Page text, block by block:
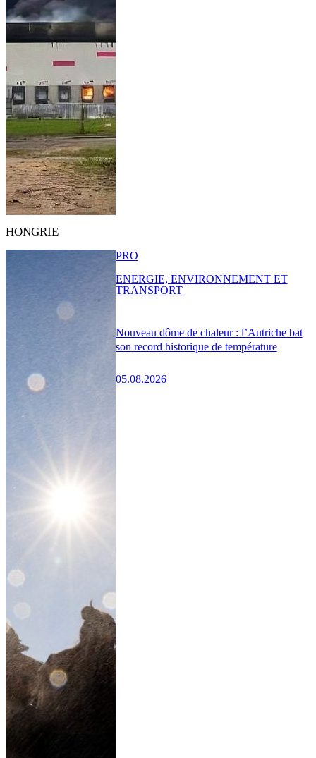
HONGRIE
Nouveau dôme de chaleur : l’Autriche bat
son record historique de température
05.08.2026
PRO
ENERGIE, ENVIRONNEMENT ET
TRANSPORT